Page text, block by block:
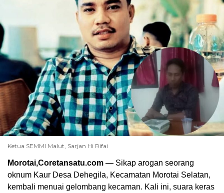
Ketua SEMMI Malut, Sarjan Hi Rifai
Morotai,Coretansatu.com — Sikap arogan seorang
oknum Kaur Desa Dehegila, Kecamatan Morotai Selatan,
kembali menuai gelombang kecaman. Kali ini, suara keras